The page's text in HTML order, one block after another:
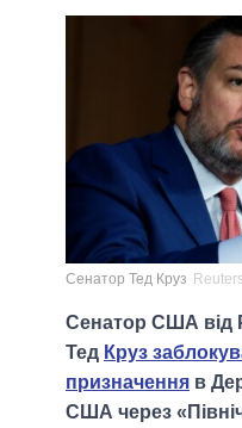
Сенатор Тед Круз Reuters
Сенатор США від
Тед Круз
призначення в
США через